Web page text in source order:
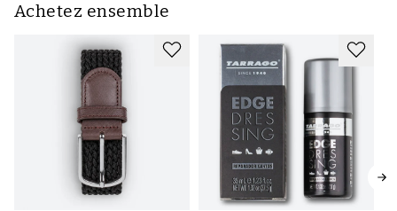
Achetez ensemble